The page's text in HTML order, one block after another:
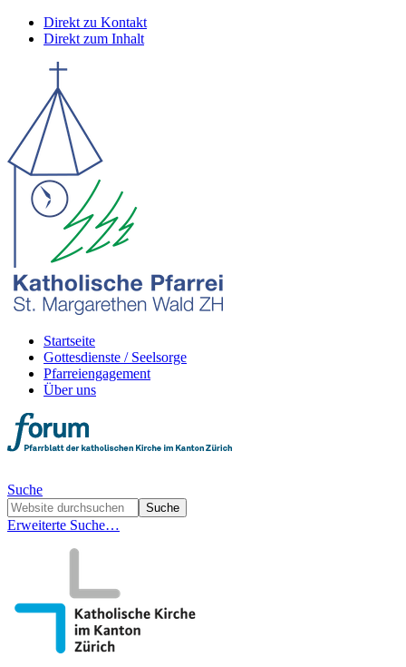
Direkt zu Kontakt
Direkt zum Inhalt
Startseite
Gottesdienste / Seelsorge
Pfarreiengagement
Über uns
Suche
Erweiterte Suche…